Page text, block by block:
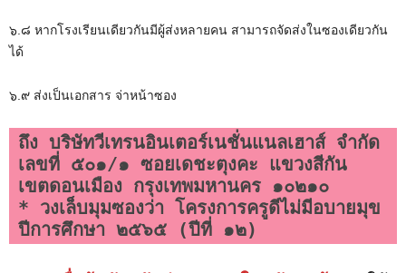
๖.๘ หากโรงเรียนเดียวกันมีผู้ส่งหลายคน สามารถจัดส่งในซองเดียวกัน
ได้
๖.๙ ส่งเป็นเอกสาร จ่าหน้าซอง
ถึง บริษัทวีเทรนอินเตอร์เนชั่นแนลเฮาส์ จำกัด
เลขที่ ๕๐๑/๑ ซอยเดชะตุงคะ แขวงสีกัน
เขตดอนเมือง กรุงเทพมหานคร ๑๐๒๑๐
* วงเล็บมุมซองว่า โครงการครูดีไม่มีอบายมุข
ปีการศึกษา ๒๕๖๕ (ปีที่ ๑๒)